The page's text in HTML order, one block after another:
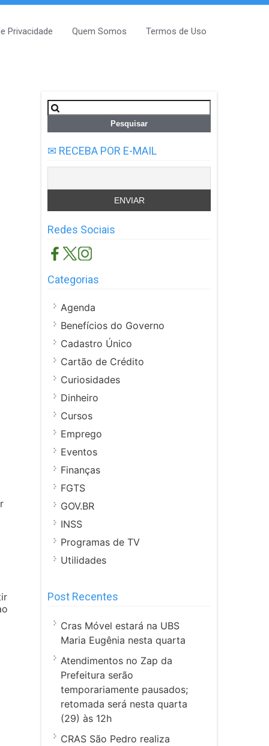
Privacidade Quem Somos Termos de Uso
Pesquisar
por:
✉ RECEBA POR E-MAIL
Redes Sociais
Categorias
Agenda
Benefícios do Governo
Cadastro Único
Cartão de Crédito
Curiosidades
Dinheiro
Cursos
Emprego
Eventos
Finanças
FGTS
GOV.BR
INSS
Programas de TV
Utilidades
Post Recentes
Cras Móvel estará na UBS
Maria Eugênia nesta quarta
Atendimentos no Zap da
Prefeitura serão
temporariamente pausados;
retomada será nesta quarta
(29) às 12h
CRAS São Pedro realiza